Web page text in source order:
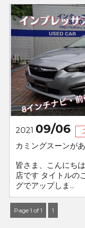
2021 09/06
カミングスーンが
皆さま、こんにち
店です タイトルの
グでアップしま...
Page 1 of 1 1